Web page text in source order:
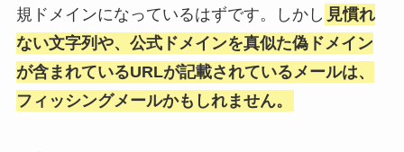
規ドメインになっているはずです。しかし 見慣れ
ない文字列や、公式ドメインを真似た偽ドメイン
が含まれているURLが記載されているメールは、
フィッシングメールかもしれません。